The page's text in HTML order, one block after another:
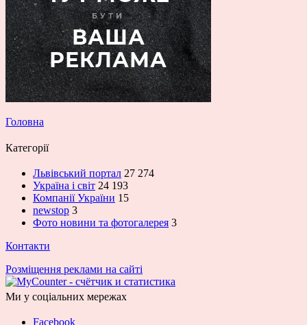
Головна
Категорії
Львівський портал 27 274
Україна і світ 24 193
Компанії України 15
newstop 3
Фото новини та фотогалерея 3
Контакти
Розміщення реклами на сайті
Ми у соціальних мережах
Facebook